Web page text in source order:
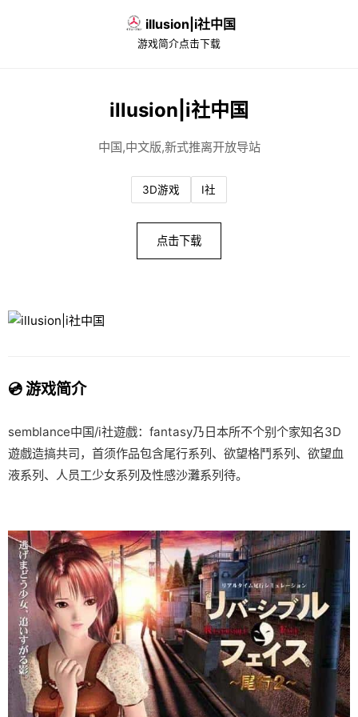
illusion|i社中国
游戏简介点击下载
illusion|i社中国
中国,中文版,新式推离开放导站
3D游戏 I社
点击下载
💿 游戏简介
semblance中国/i社遊戲：fantasy乃日本所不个别个家知名3D
遊戲造搞共司，首须作品包含尾行系列、欲望格鬥系列、欲望血
液系列、人员工少女系列及性感沙灘系列待。